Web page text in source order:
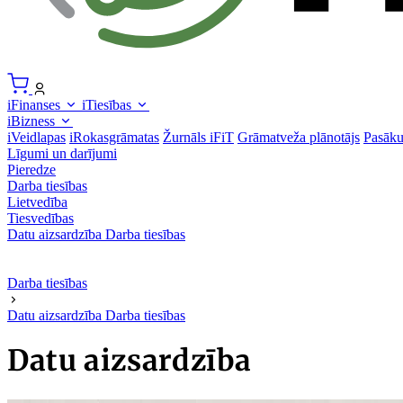
iFinanses
iTiesības
iBizness
iVeidlapas iRokasgrāmatas Žurnāls iFiT Grāmatveža plānotājs
Līgumi un darījumi
Pieredze
Darba tiesības
Lietvedība
Tiesvedības
Datu aizsardzība Darba tiesības
Darba tiesības
Datu aizsardzība Darba tiesības
Datu aizsardzība